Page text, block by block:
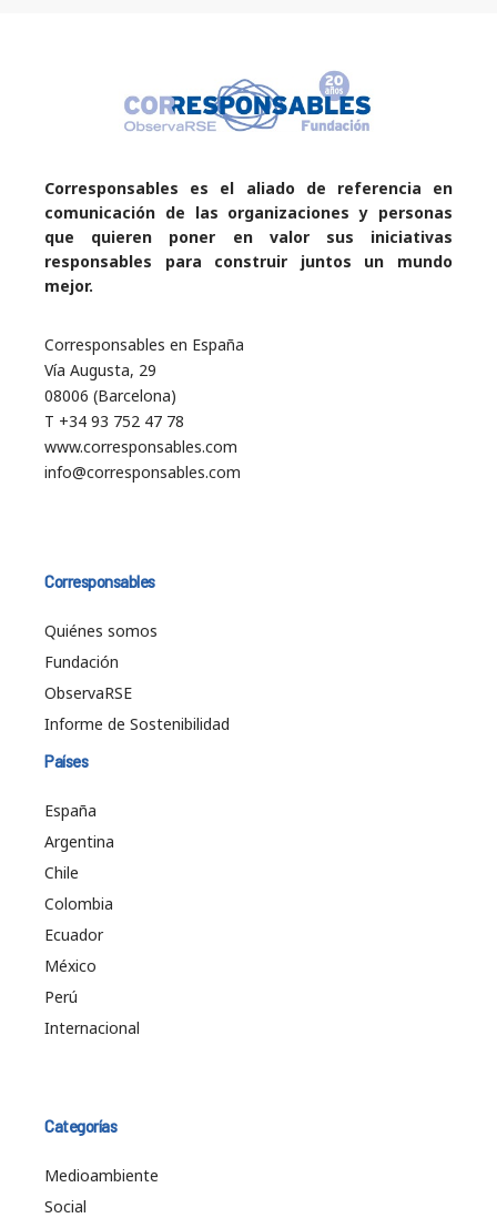
Corresponsables es el aliado de referencia en
comunicación de las organizaciones y personas
que quieren poner en valor sus iniciativas
responsables para construir juntos un mundo
mejor.
Corresponsables en España
Vía Augusta, 29
08006 (Barcelona)
T +34 93 752 47 78
www.corresponsables.com
info@corresponsables.com
Corresponsables
Quiénes somos
Fundación
ObservaRSE
Informe de Sostenibilidad
Países
España
Argentina
Chile
Colombia
Ecuador
México
Perú
Internacional
Categorías
Medioambiente
Social